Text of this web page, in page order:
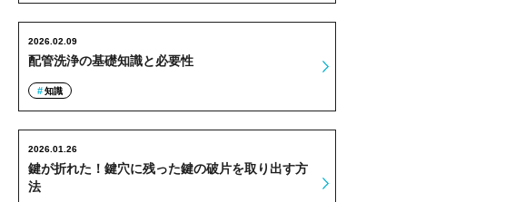
配管洗浄の基礎知識と必要性
2026.02.09
知識
鍵が折れた！鍵穴に残った鍵の破片を取り出す方
法
2026.01.26